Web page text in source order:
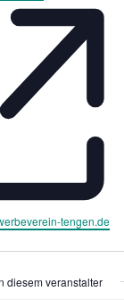
tengen.de
diesem veranstalter